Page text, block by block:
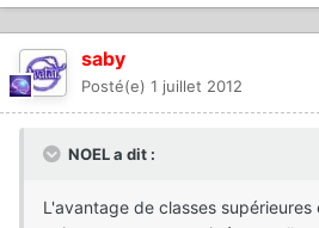
saby
Posté(e) 1 juillet 2012
NOEL a dit :
L'avantage de classes